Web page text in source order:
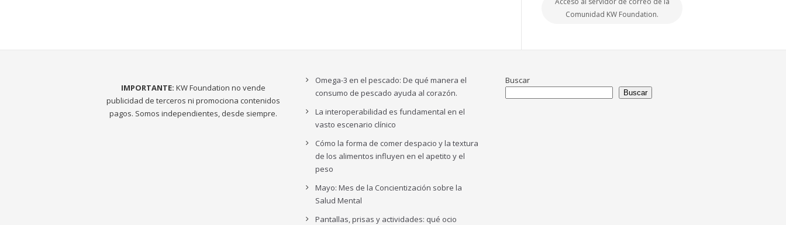
Comunidad KW Foundation.
IMPORTANTE: KW Foundation no vende
publicidad de terceros ni promociona contenidos
pagos. Somos independientes, desde siempre.
Omega-3 en el pescado: De qué manera el
consumo de pescado ayuda al corazón.
La interoperabilidad es fundamental en el
vasto escenario clínico
Cómo la forma de comer despacio y la textura
de los alimentos influyen en el apetito y el
peso
Mayo: Mes de la Concientización sobre la
Salud Mental
Pantallas, prisas y actividades: qué ocio
Buscar
Buscar